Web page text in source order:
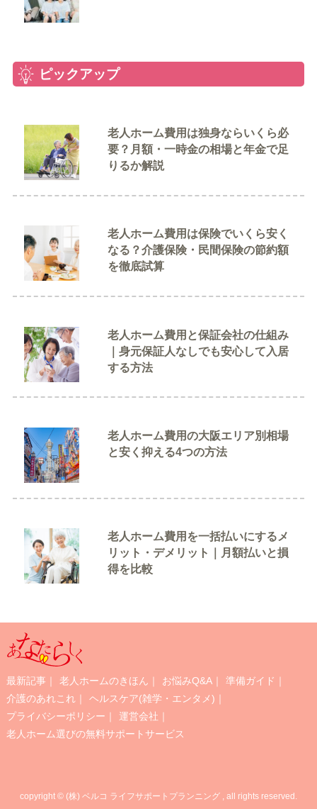
ピックアップ
老人ホーム費用は独身ならいくら必
要？月額・一時金の相場と年金で足
りるか解説
老人ホーム費用は保険でいくら安く
なる？介護保険・民間保険の節約額
を徹底試算
老人ホーム費用と保証会社の仕組み
｜身元保証人なしでも安心して入居
する方法
老人ホーム費用の大阪エリア別相場
と安く抑える4つの方法
老人ホーム費用を一括払いにするメ
リット・デメリット｜月額払いと損
得を比較
最新記事｜ 老人ホームのきほん お悩みQ&A｜ 準備ガイド
介護のあれこれ｜ ヘルスケア(雑学・エンタメ)
プライバシーポリシー
運営会社
老人ホーム選びの無料サポートサービス
copyright © (株) ベルコ ライフサポートプランニング , all rights reserved.